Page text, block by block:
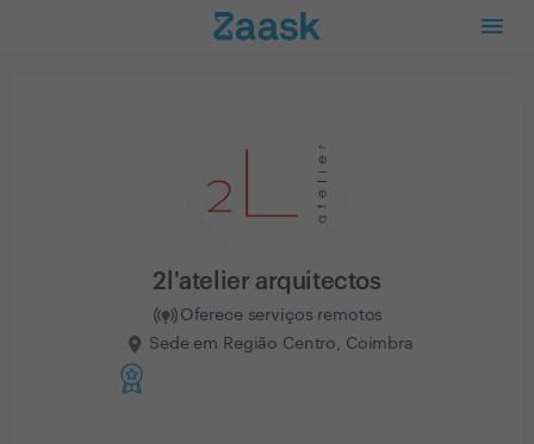
2l'atelier arquitectos
Oferece serviços remotos
Sede em Região Centro, Coimbra